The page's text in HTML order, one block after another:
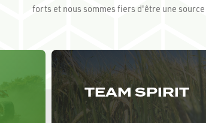
forts et nous sommes fiers d'être une
TEAM SPIRIT